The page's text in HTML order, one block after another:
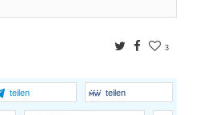
TwitterFacebook
3
teilen teilen